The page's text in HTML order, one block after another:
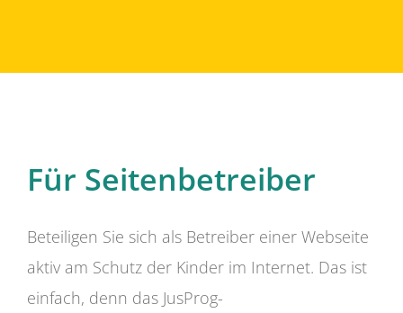
Für Seitenbetreiber
Beteiligen Sie sich als Betreiber einer Webseite
aktiv am Schutz der Kinder im Internet. Das ist
einfach, denn das JusProg-